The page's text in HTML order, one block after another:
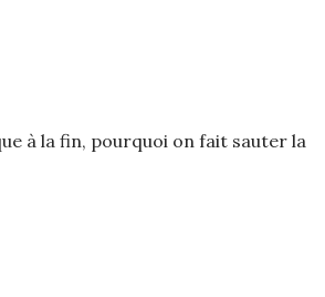
à la fin, pourquoi on fait sauter la